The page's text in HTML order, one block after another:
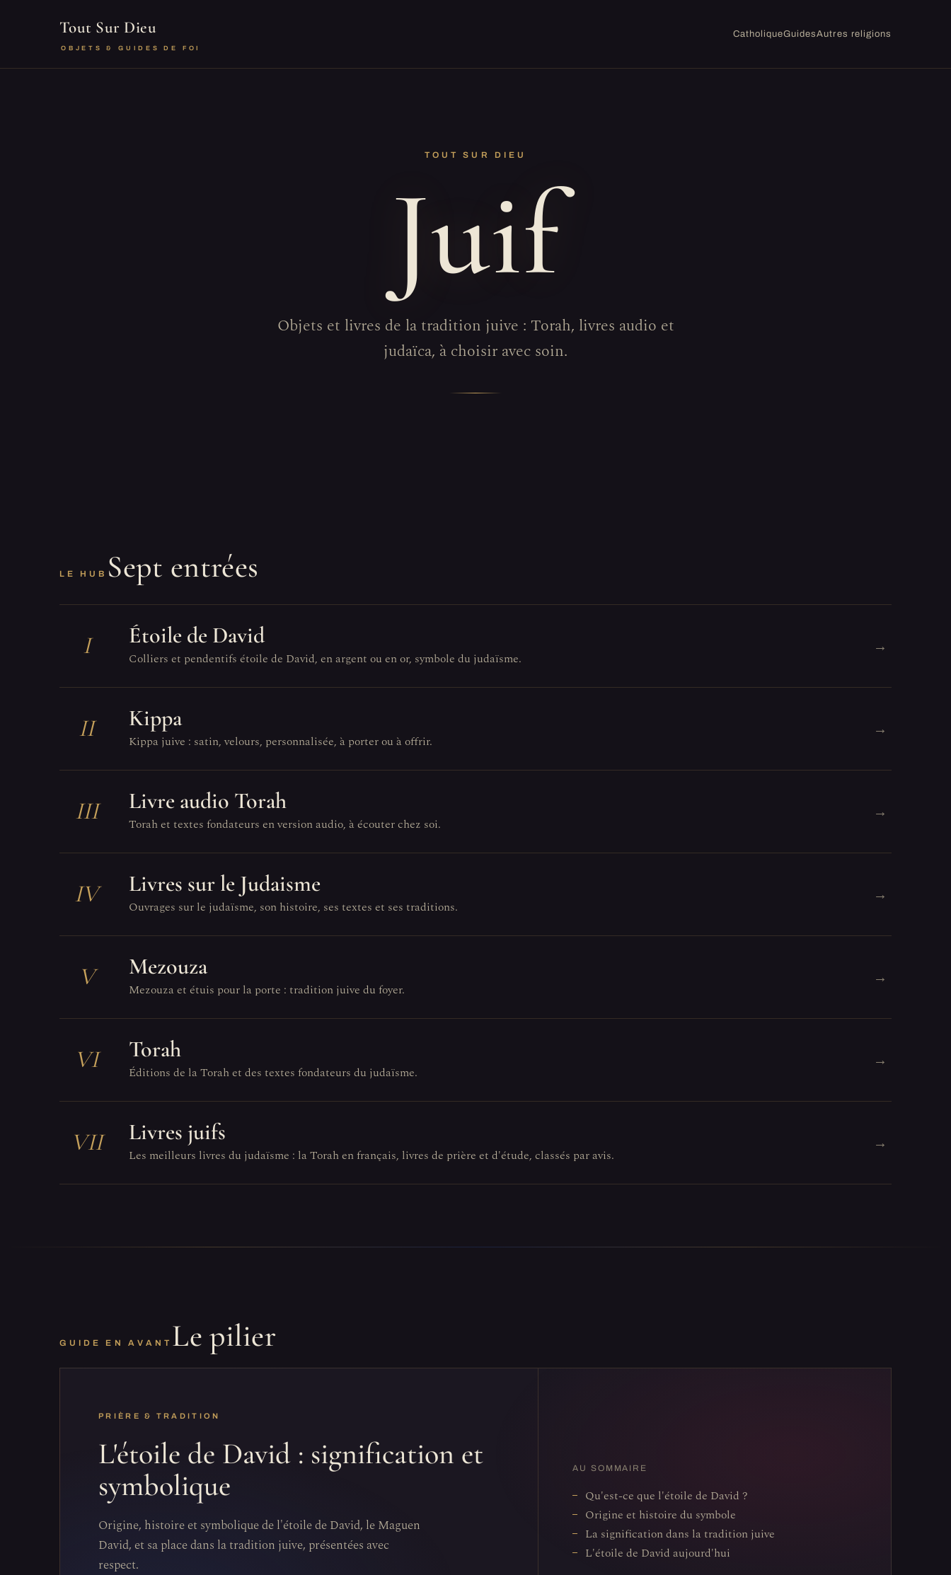
Tout Sur Dieu
OBJETS & GUIDES DE FOI
CatholiqueGuidesAutres religions
TOUT SUR DIEU
Juif
Objets et livres de la tradition juive : Torah, livres audio et
judaïca, à choisir avec soin.
LE HUB Sept entrées
I Étoile de David
Colliers et pendentifs étoile de David, en argent ou en or, symbole du judaïsme.
→
II Kippa
Kippa juive : satin, velours, personnalisée, à porter ou à offrir.
→
III Livre audio Torah
Torah et textes fondateurs en version audio, à écouter chez soi.
→
IV Livres sur le Judaisme
Ouvrages sur le judaïsme, son histoire, ses textes et ses traditions.
→
V Mezouza
Mezouza et étuis pour la porte : tradition juive du foyer.
→
VI Torah
Éditions de la Torah et des textes fondateurs du judaïsme.
→
VII Livres juifs
Les meilleurs livres du judaïsme : la Torah en français, livres de prière et d'étude, classés par avis.
→
GUIDE EN AVANT Le pilier
PRIÈRE & TRADITION
L'étoile de David : signification et
symbolique
Origine, histoire et symbolique de l'étoile de David, le Maguen
David, et sa place dans la tradition juive, présentées avec
respect.
AU SOMMAIRE
Qu'est-ce que l'étoile de David ?
Origine et histoire du symbole
La signification dans la tradition juive
L'étoile de David aujourd'hui